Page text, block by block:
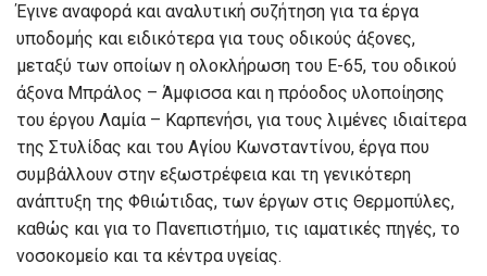
Έγινε αναφορά και αναλυτική συζήτηση για τα έργα
υποδομής και ειδικότερα για τους οδικούς άξονες,
μεταξύ των οποίων η ολοκλήρωση του Ε-65, του οδικού
άξονα Μπράλος – Άμφισσα και η πρόοδος υλοποίησης
του έργου Λαμία – Καρπενήσι, για τους λιμένες ιδιαίτερα
της Στυλίδας και του Αγίου Κωνσταντίνου, έργα που
συμβάλλουν στην εξωστρέφεια και τη γενικότερη
ανάπτυξη της Φθιώτιδας, των έργων στις Θερμοπύλες,
καθώς και για το Πανεπιστήμιο, τις ιαματικές πηγές, το
νοσοκομείο και τα κέντρα υγείας.